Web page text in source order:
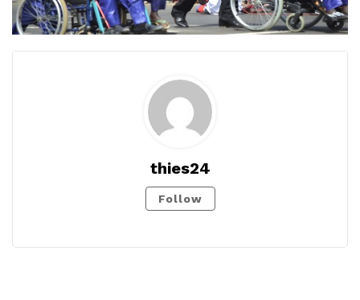
thies24
Follow